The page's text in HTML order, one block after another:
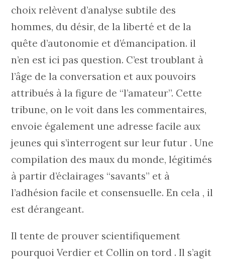
choix relèvent d’analyse subtile des
hommes, du désir, de la liberté et de la
quête d’autonomie et d’émancipation. il
n’en est ici pas question. C’est troublant à
l’âge de la conversation et aux pouvoirs
attribués à la figure de “l’amateur”. Cette
tribune, on le voit dans les commentaires,
envoie également une adresse facile aux
jeunes qui s’interrogent sur leur futur . Une
compilation des maux du monde, légitimés
à partir d’éclairages “savants” et à
l’adhésion facile et consensuelle. En cela , il
est dérangeant.
Il tente de prouver scientifiquement
pourquoi Verdier et Collin on tord . Il s’agit